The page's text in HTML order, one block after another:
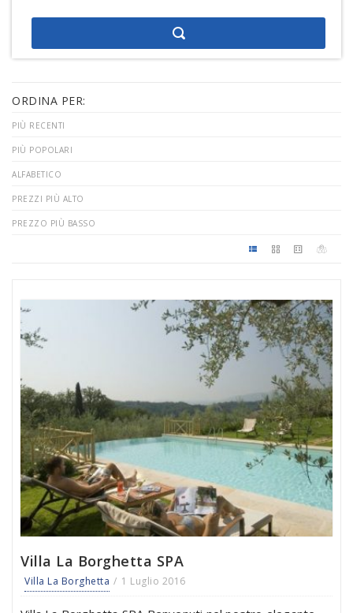
ORDINA PER:
PIÙ RECENTI
PIÙ POPOLARI
ALFABETICO
PREZZI PIÙ ALTO
PREZZO PIÙ BASSO
Villa La Borghetta SPA
Villa La Borghetta 1 Luglio 2016